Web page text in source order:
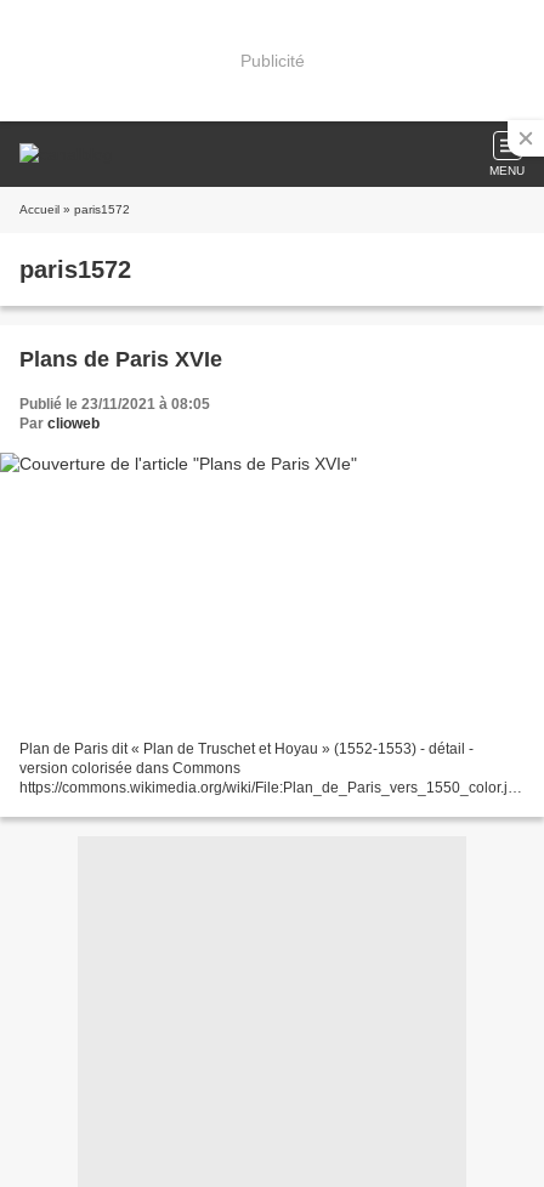
Publicité
MENU
Accueil » paris1572
paris1572
Plans de Paris XVIe
Publié le 23/11/2021 à 08:05
Par clioweb
Plan de Paris dit « Plan de Truschet et Hoyau » (1552-1553) - détail -
version colorisée dans Commons
https://commons.wikimedia.org/wiki/File:Plan_de_Paris_vers_1550_color.jpg